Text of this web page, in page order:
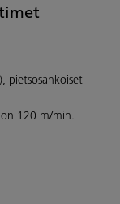
pietsosähköiset
120 m/min.